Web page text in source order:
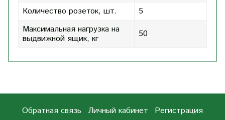
Количество розеток, шт.
5
Максимальная нагрузка на
выдвижной ящик, кг
50
Обратная связь Личный кабинет
Регистрация